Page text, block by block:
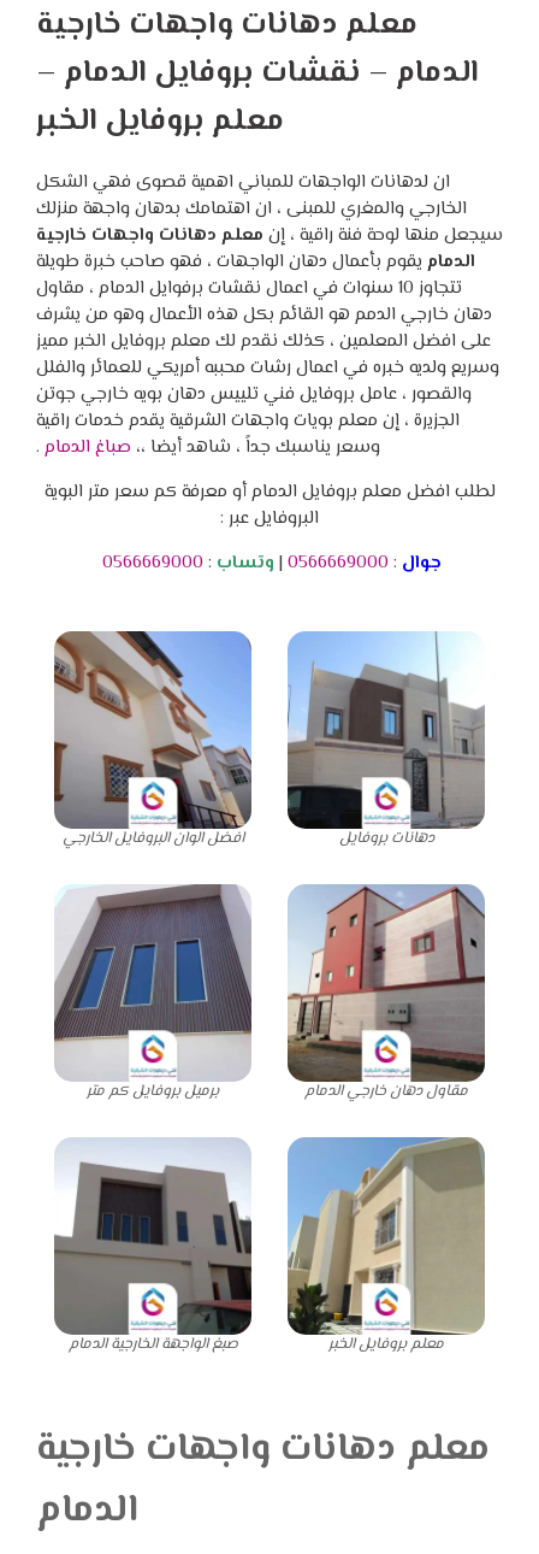
معلم دهانات واجهات خارجية
الدمام – نقشات بروفايل الدمام –
معلم بروفايل الخبر
ان لدهانات الواجهات للمباني اهمية قصوى فهي الشكل
الخارجي والمغري للمبنى ، ان اهتمامك بدهان واجهة منزلك
سيجعل منها لوحة فنة راقية ، إن معلم دهانات واجهات خارجية
الدمام يقوم بأعمال دهان الواجهات ، فهو صاحب خبرة طويلة
تتجاوز 10 سنوات في اعمال نقشات برفوايل الدمام ، مقاول
دهان خارجي الدمم هو القائم بكل هذه الأعمال وهو من يشرف
على افضل المعلمين ، كذلك نقدم لك معلم بروفايل الخبر مميز
وسريع ولديه خبره في اعمال رشات محببه أمريكي للعمائر والفلل
والقصور ، عامل بروفايل فني تلييس دهان بويه خارجي جوتن
الجزيرة ، إن معلم بويات واجهات الشرقية يقدم خدمات راقية
وسعر يناسبك جداً ، شاهد أيضا ،، صباغ الدمام .
لطلب افضل معلم بروفايل الدمام أو معرفة كم سعر متر البوية
البروفايل عبر :
جوال :
0566669000
| وتساب :
0566669000
دهانات بروفايل افضل الوان البروفايل الخارجي
مقاول دهان خارجي الدمام برميل بروفايل كم متر
معلم بروفايل الخبر صبغ الواجهة الخارجية الدمام
معلم دهانات واجهات خارجية
الدمام